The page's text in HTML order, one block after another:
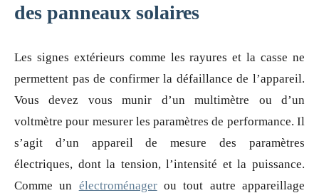
des panneaux solaires
Les signes extérieurs comme les rayures et la casse ne
permettent pas de confirmer la défaillance de l’appareil.
Vous devez vous munir d’un multimètre ou d’un
voltmètre pour mesurer les paramètres de performance. Il
s’agit d’un appareil de mesure des paramètres
électriques, dont la tension, l’intensité et la puissance.
Comme un électroménagerou tout autre appareillage